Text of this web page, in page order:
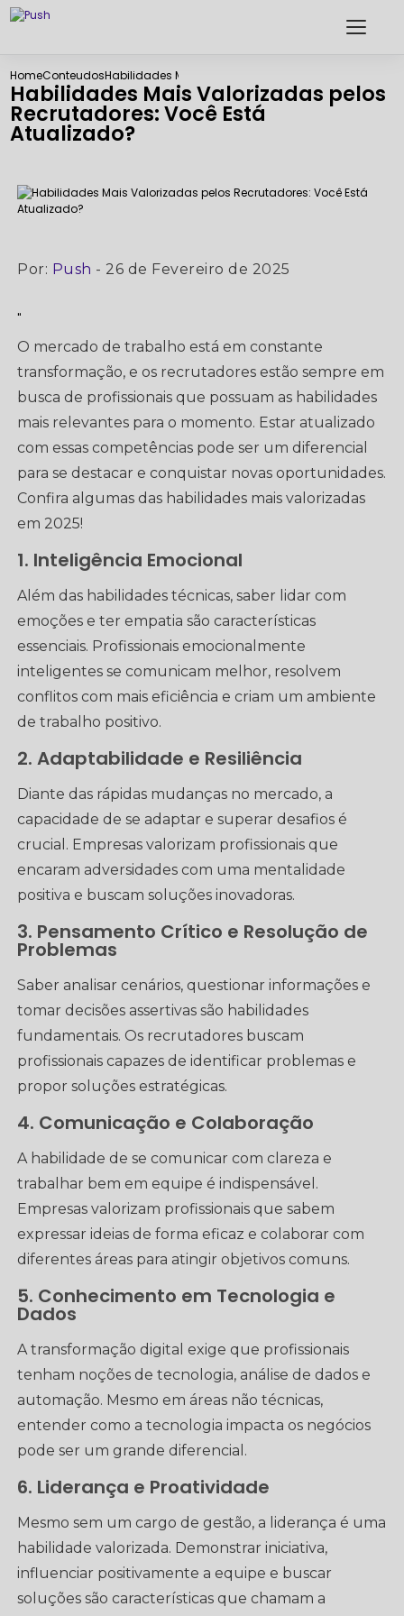
HomeConteudosHabilidades Mais Valorizadas pelos Recrutadores:
Habilidades Mais Valorizadas pelos
Recrutadores: Você Está
Atualizado?
Por: Push - 26 de Fevereiro de 2025
"
O mercado de trabalho está em constante
transformação, e os recrutadores estão sempre em
busca de profissionais que possuam as habilidades
mais relevantes para o momento. Estar atualizado
com essas competências pode ser um diferencial
para se destacar e conquistar novas oportunidades.
Confira algumas das habilidades mais valorizadas
em 2025!
1. Inteligência Emocional
Além das habilidades técnicas, saber lidar com
emoções e ter empatia são características
essenciais. Profissionais emocionalmente
inteligentes se comunicam melhor, resolvem
conflitos com mais eficiência e criam um ambiente
de trabalho positivo.
2. Adaptabilidade e Resiliência
Diante das rápidas mudanças no mercado, a
capacidade de se adaptar e superar desafios é
crucial. Empresas valorizam profissionais que
encaram adversidades com uma mentalidade
positiva e buscam soluções inovadoras.
3. Pensamento Crítico e Resolução de
Problemas
Saber analisar cenários, questionar informações e
tomar decisões assertivas são habilidades
fundamentais. Os recrutadores buscam
profissionais capazes de identificar problemas e
propor soluções estratégicas.
4. Comunicação e Colaboração
A habilidade de se comunicar com clareza e
trabalhar bem em equipe é indispensável.
Empresas valorizam profissionais que sabem
expressar ideias de forma eficaz e colaborar com
diferentes áreas para atingir objetivos comuns.
5. Conhecimento em Tecnologia e
Dados
A transformação digital exige que profissionais
tenham noções de tecnologia, análise de dados e
automação. Mesmo em áreas não técnicas,
entender como a tecnologia impacta os negócios
pode ser um grande diferencial.
6. Liderança e Proatividade
Mesmo sem um cargo de gestão, a liderança é uma
habilidade valorizada. Demonstrar iniciativa,
influenciar positivamente a equipe e buscar
soluções são características que chamam a